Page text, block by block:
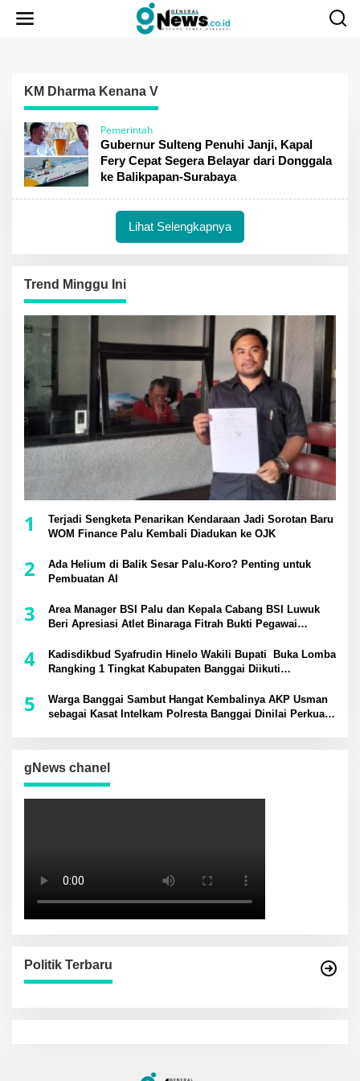
KM Dharma Kenana V
Pemerintah
Gubernur Sulteng Penuhi Janji, Kapal
Fery Cepat Segera Belayar dari Donggala
ke Balikpapan-Surabaya
Lihat Selengkapnya
Trend Minggu Ini
1
Terjadi Sengketa Penarikan Kendaraan Jadi Sorotan Baru
WOM Finance Palu Kembali Diadukan ke OJK
2
Ada Helium di Balik Sesar Palu-Koro? Penting untuk
Pembuatan AI
3
Area Manager BSI Palu dan Kepala Cabang BSI Luwuk
Beri Apresiasi Atlet Binaraga Fitrah Bukti Pegawai
4
Kadisdikbud Syafrudin Hinelo Wakili Bupati Buka Lomba
Rangking 1 Tingkat Kabupaten Banggai Diikuti
5
Warga Banggai Sambut Hangat Kembalinya AKP Usman
sebagai Kasat Intelkam Polresta Banggai Dinilai Perkuat
gNews chanel
Politik Terbaru